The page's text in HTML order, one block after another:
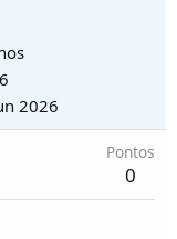
2026
Pontos
0